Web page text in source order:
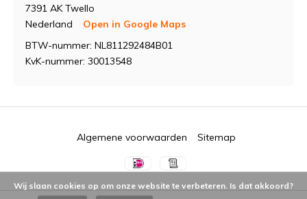
7391 AK Twello
Nederland
Open in Google Maps
BTW-nummer: NL811292484B01
KvK-nummer: 30013548
Algemene voorwaarden Sitemap
Wij slaan cookies op om onze website te verbeteren. Is dat akkoord?